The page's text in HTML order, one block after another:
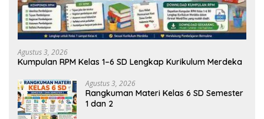
Agustus 3, 2026
Kumpulan RPM Kelas 1–6 SD Lengkap Kurikulum Merdeka
Agustus 3, 2026
Rangkuman Materi Kelas 6 SD Semester
1 dan 2